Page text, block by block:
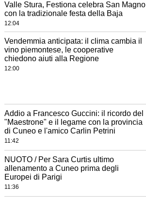
Valle Stura, Festiona celebra San Magno
con la tradizionale festa della Baja
12:04
Vendemmia anticipata: il clima cambia il
vino piemontese, le cooperative
chiedono aiuti alla Regione
12:00
Addio a Francesco Guccini: il ricordo del
"Maestrone" e il legame con la provincia
di Cuneo e l'amico Carlin Petrini
11:42
NUOTO / Per Sara Curtis ultimo
allenamento a Cuneo prima degli
Europei di Parigi
11:36